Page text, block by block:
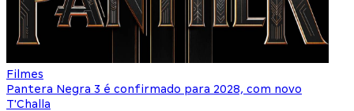
Filmes
Pantera Negra 3 é confirmado para 2028, com novo
T'Challa